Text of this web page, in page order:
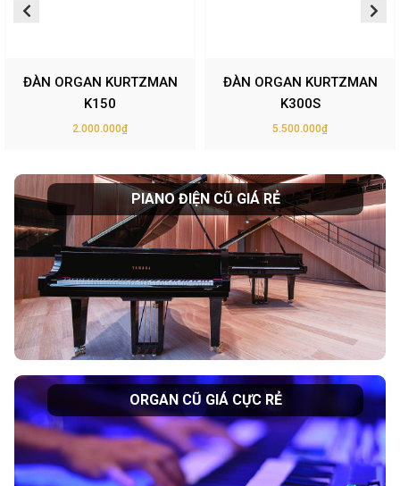
ĐÀN ORGAN KURTZMAN
K150
2.000.000₫
ĐÀN ORGAN KURTZMAN
K300S
5.500.000₫
PIANO ĐIỆN CŨ GIÁ RẺ
ORGAN CŨ GIÁ CỰC RẺ